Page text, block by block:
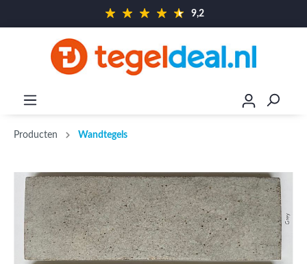
9,2
Producten Wandtegels